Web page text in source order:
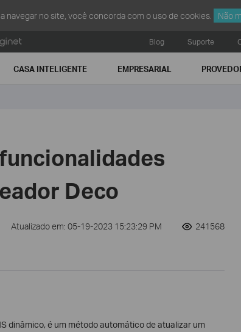
navegar no site, você concorda com o uso de cookies. Não
Blog Suporte
CASA INTELIGENTE EMPRESARIAL
Deco
Atualizado em: 05-19-2023 15:23:29 PM 241568
dinâmico, é um método automático de atualizar um